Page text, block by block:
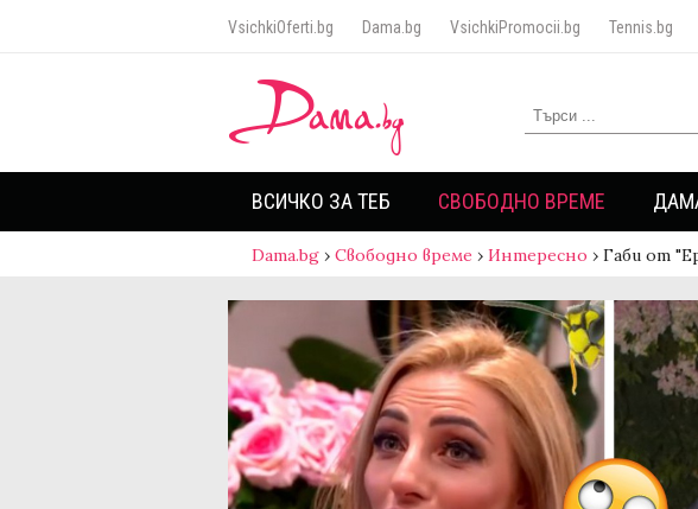
VsichkiOferti.bg Dama.bg VsichkiPromocii.bg Tennis.bg
ВСИЧКО ЗА ТЕБ СВОБОДНО ВРЕМЕ
Dama.bg › Свободно време › Интересно › Габи от